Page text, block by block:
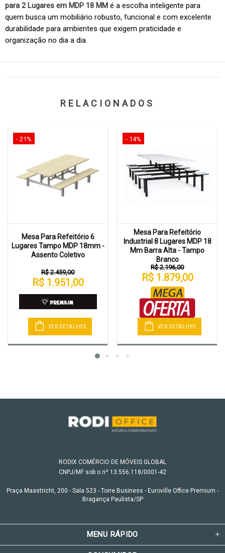
para 2 Lugares em MDP 18 MM é a escolha inteligente para
quem busca um mobiliário robusto, funcional e com excelente
durabilidade para ambientes que exigem praticidade e
organização no dia a dia.
RELACIONADOS
- 21%
Mesa Para Refeitório 6
Lugares Tampo MDP 18mm -
Assento Coletivo
R$ 2.459,00
R$ 1.951,00
VER DETALHES
- 14%
Mesa Para Refeitório
Industrial 8 Lugares MDP 18
Mm Barra Alta - Tampo
Branco
R$ 2.196,00
R$ 1.879,00
VER DETALHES
RODIX COMÉRCIO DE MÓVEIS GLOBAL
CNPJ/MF sob o nº 13.556.118/0001-42
Praça Maastricht, 200 - Sala 523 - Torre Business - Euroville Office Premium -
Bragança Paulista/SP
MENU RÁPIDO